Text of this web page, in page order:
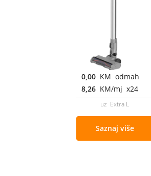
0,00 KM odmah
8,26 KM/mj x24
uz Extra L
Saznaj više